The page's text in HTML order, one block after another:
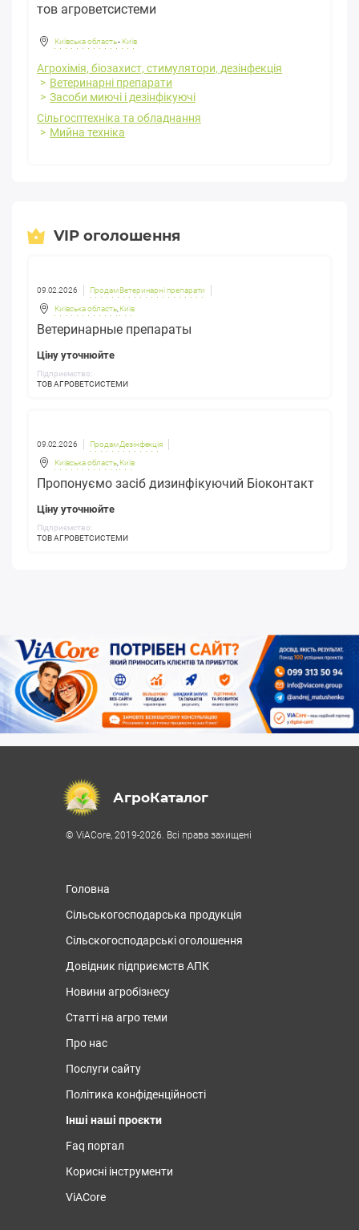
тов агроветсистеми
Київська область- Київ
Агрохімія, біозахист, стимулятори, дезінфекція
Ветеринарні препарати
Засоби миючі і дезінфікуючі
Сільгосптехніка та обладнання
Мийна техніка
VIP оголошення
09.02.2026 Продам Ветеринарні препарати
Київська область, Київ
Ветеринарные препараты
Ціну уточнюйте
Підприємство:
ТОВ АГРОВЕТСИСТЕМИ
09.02.2026 Продам Дезінфекція
Київська область, Київ
Пропонуємо засіб дизинфікуючий Біоконтакт
Ціну уточнюйте
Підприємство:
ТОВ АГРОВЕТСИСТЕМИ
АгроКаталог
© ViACore, 2019-2026. Всі права захищені
Головна
Сільськогосподарська продукція
Сільскогосподарські оголошення
Довідник підприємств АПК
Новини агробізнесу
Статті на агро теми
Про нас
Послуги сайту
Політика конфіденційності
Інші наші проєкти
Faq портал
Корисні інструменти
ViACore